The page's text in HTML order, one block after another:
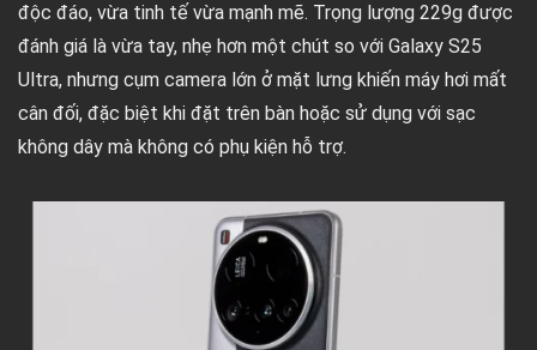
độc đáo, vừa tinh tế vừa mạnh mẽ. Trọng lượng 229g được
đánh giá là vừa tay, nhẹ hơn một chút so với Galaxy S25
Ultra, nhưng cụm camera lớn ở mặt lưng khiến máy hơi mất
cân đối, đặc biệt khi đặt trên bàn hoặc sử dụng với sạc
không dây mà không có phụ kiện hỗ trợ.